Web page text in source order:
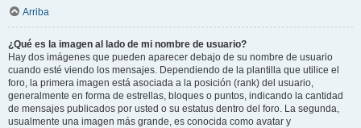
Arriba
¿Qué es la imagen al lado de mi nombre de usuario?
Hay dos imágenes que pueden aparecer debajo de su nombre de usuario
cuando esté viendo los mensajes. Dependiendo de la plantilla que utilice el
foro, la primera imagen está asociada a la posición (rank) del usuario,
generalmente en forma de estrellas, bloques o puntos, indicando la cantidad
de mensajes publicados por usted o su estatus dentro del foro. La segunda,
usualmente una imagen más grande, es conocida como avatar y